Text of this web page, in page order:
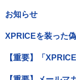
お知らせ
XPRICEを装った
【重要】「